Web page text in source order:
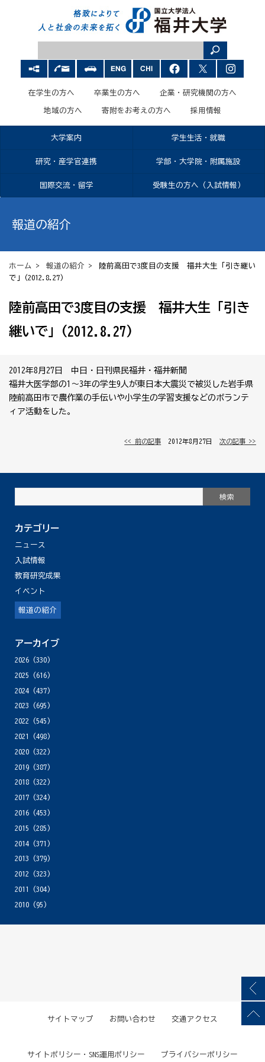
在学生の方へ 卒業生の方へ 企業・研究機関の方へ
地域の方へ 寄附をお考えの方へ 採用情報
大学案内 学生生活・就職
研究・産学官連携 学部・大学院・附属施設
国際交流・留学 受験生の方へ（入試情報）
報道の紹介
ホーム > 報道の紹介 > 陸前高田で3度目の支援 福井大生「引き継い
で」(2012.8.27)
陸前高田で3度目の支援 福井大生「引き
継いで」(2012.8.27)
2012年8月27日 中日・日刊県民福井・福井新聞
福井大医学部の1～3年の学生9人が東日本大震災で被災した岩手県
陸前高田市で農作業の手伝いや小学生の学習支援などのボランテ
ィア活動をした。
<< 前の記事 │ 2012年8月27日 │次の記事 >>
カテゴリー
ニュース
入試情報
教育研究成果
イベント
報道の紹介
アーカイブ
2026(330)
2025 (616)
2024(437)
2023 (695)
2022 (545)
2021
(498)
2020(322)
2019(387)
2018(322)
2017(324)
2016(453)
2015 (285)
2014(371)
2013 (379)
2012 (323)
2011
(304)
2010(95)
サイトマップ お問い合わせ 交通アクセス
サイトポリシー・SNS運用ポリシー プライバシーポリシー